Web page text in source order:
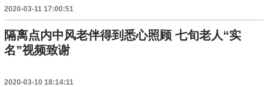
2020-03-11 17:00:51
隔离点内中风老伴得到悉心照顾 七旬老人“实
名”视频致谢
2020-03-10 18:14:11